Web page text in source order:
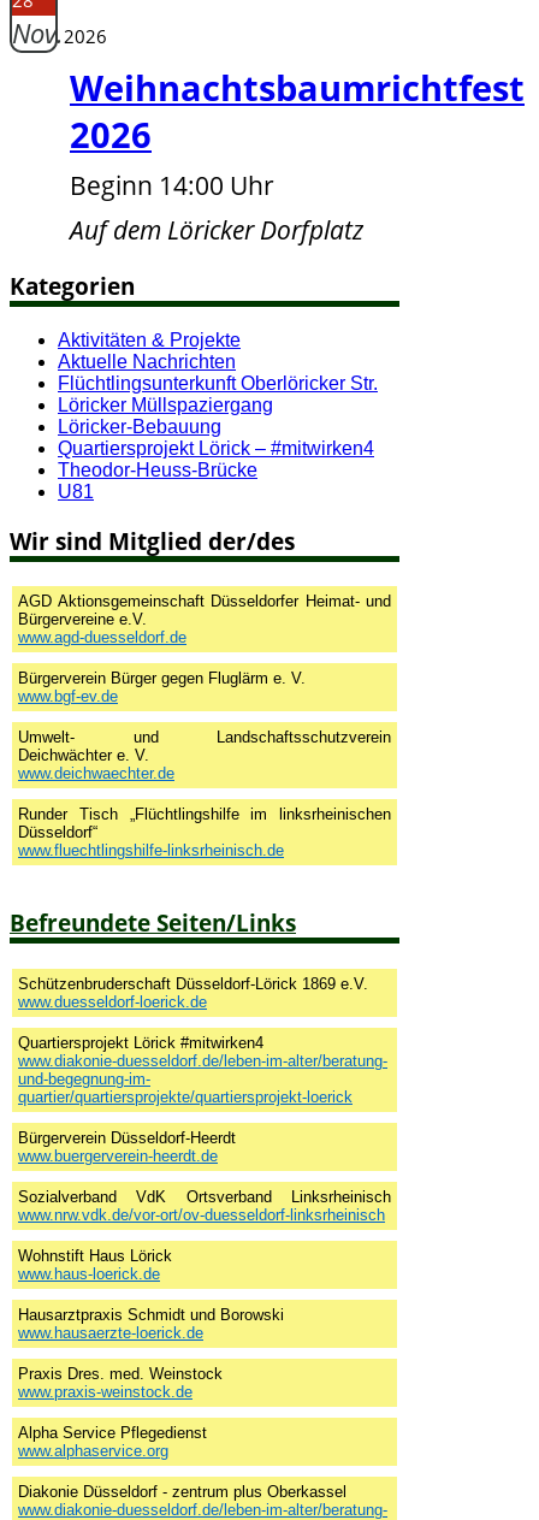
Nov.2026
Weihnachtsbaumrichtfest
2026
Beginn 14:00 Uhr
Auf dem Löricker Dorfplatz
Kategorien
Aktivitäten & Projekte
Aktuelle Nachrichten
Flüchtlingsunterkunft Oberlöricker Str.
Löricker Müllspaziergang
Löricker-Bebauung
Quartiersprojekt Lörick – #mitwirken4
Theodor-Heuss-Brücke
U81
Wir sind Mitglied der/des
AGD Aktionsgemeinschaft Düsseldorfer Heimat- und
Bürgervereine e.V.
www.agd-duesseldorf.de
Bürgerverein Bürger gegen Fluglärm e. V.
www.bgf-ev.de
Umwelt- und Landschaftsschutzverein
Deichwächter e. V.
www.deichwaechter.de
Runder Tisch „Flüchtlingshilfe im linksrheinischen
Düsseldorf“
www.fluechtlingshilfe-linksrheinisch.de
Befreundete Seiten/Links
Schützenbruderschaft Düsseldorf-Lörick 1869 e.V.
www.duesseldorf-loerick.de
Quartiersprojekt Lörick #mitwirken4
www.diakonie-duesseldorf.de/leben-im-alter/beratung-
und-begegnung-im-
quartier/quartiersprojekte/quartiersprojekt-loerick
Bürgerverein Düsseldorf-Heerdt
www.buergerverein-heerdt.de
Sozialverband VdK Ortsverband Linksrheinisch
www.nrw.vdk.de/vor-ort/ov-duesseldorf-linksrheinisch
Wohnstift Haus Lörick
www.haus-loerick.de
Hausarztpraxis Schmidt und Borowski
www.hausaerzte-loerick.de
Praxis Dres. med. Weinstock
www.praxis-weinstock.de
Alpha Service Pflegedienst
www.alphaservice.org
Diakonie Düsseldorf - zentrum plus Oberkassel
www.diakonie-duesseldorf.de/leben-im-alter/beratung-